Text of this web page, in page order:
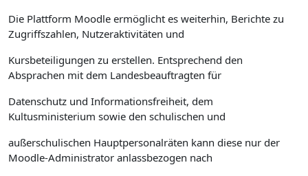
Die Plattform Moodle ermöglicht es weiterhin, Berichte zu
Zugriffszahlen, Nutzeraktivitäten und
Kursbeteiligungen zu erstellen. Entsprechend den
Absprachen mit dem Landesbeauftragten für
Datenschutz und Informationsfreiheit, dem
Kultusministerium sowie den schulischen und
außerschulischen Hauptpersonalräten kann diese nur der
Moodle-Administrator anlassbezogen nach